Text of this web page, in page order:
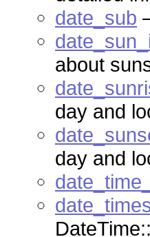
date_sub
about
day and
day and